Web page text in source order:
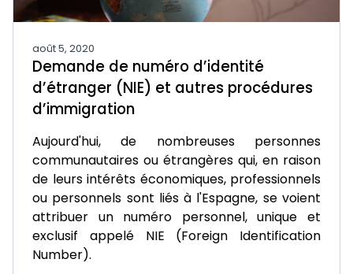
août 5, 2020
Demande de numéro d’identité
d’étranger (NIE) et autres procédures
d’immigration
Aujourd'hui, de nombreuses personnes
communautaires ou étrangères qui, en raison
de leurs intérêts économiques, professionnels
ou personnels sont liés à l'Espagne, se voient
attribuer un numéro personnel, unique et
exclusif appelé NIE (Foreign Identification
Number).